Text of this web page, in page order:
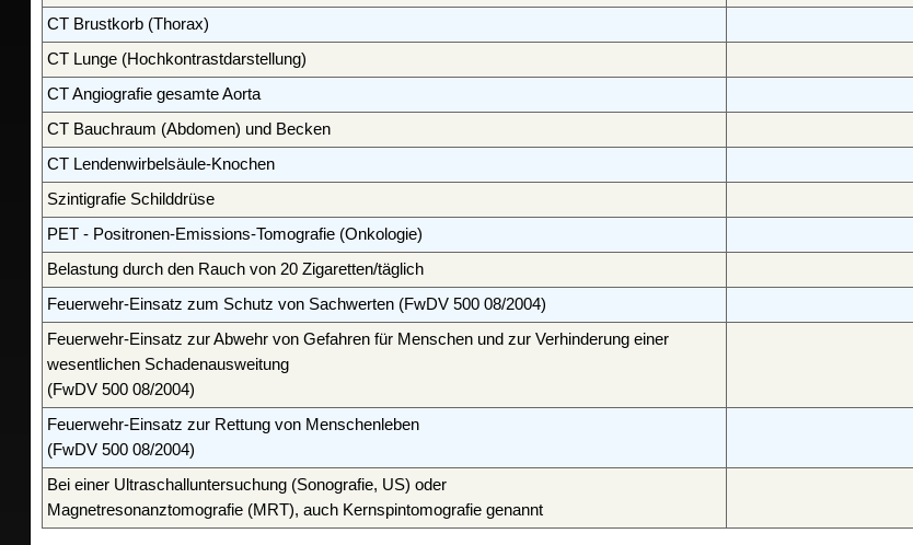
CT Brustkorb (Thorax)
CT Lunge (Hochkontrastdarstellung)
CT Angiografie gesamte Aorta
CT Bauchraum (Abdomen) und Becken
CT Lendenwirbelsäule-Knochen
Szintigrafie Schilddrüse
PET - Positronen-Emissions-Tomografie (Onkologie)
Belastung durch den Rauch von 20 Zigaretten/täglich
Feuerwehr-Einsatz zum Schutz von Sachwerten (FwDV 500 08/2004)
Feuerwehr-Einsatz zur Abwehr von Gefahren für Menschen und zur Verhinderung einer
wesentlichen Schadenausweitung
(FwDV 500 08/2004)
Feuerwehr-Einsatz zur Rettung von Menschenleben
(FwDV 500 08/2004)
Bei einer Ultraschalluntersuchung (Sonografie, US) oder
Magnetresonanztomografie (MRT), auch Kernspintomografie genannt